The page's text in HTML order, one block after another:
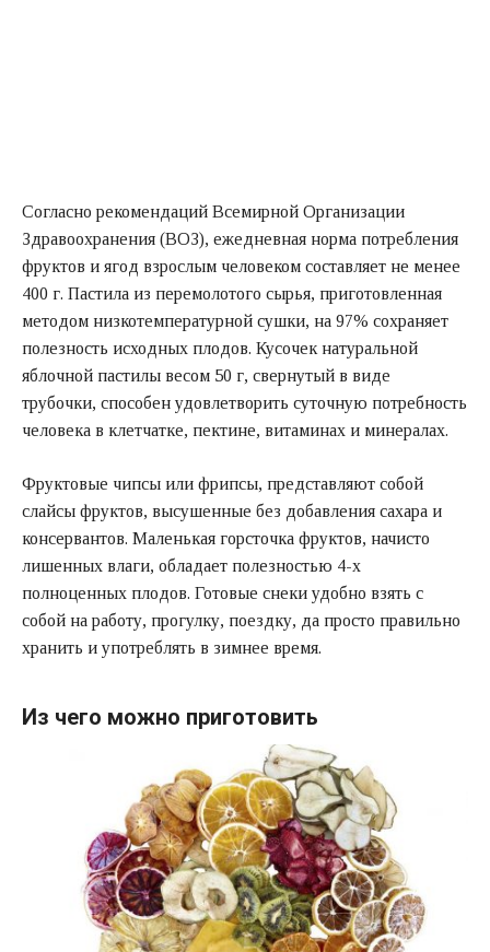
Согласно рекомендаций Всемирной Организации
Здравоохранения (ВОЗ), ежедневная норма потребления
фруктов и ягод взрослым человеком составляет не менее
400 г. Пастила из перемолотого сырья, приготовленная
методом низкотемпературной сушки, на 97% сохраняет
полезность исходных плодов. Кусочек натуральной
яблочной пастилы весом 50 г, свернутый в виде
трубочки, способен удовлетворить суточную потребность
человека в клетчатке, пектине, витаминах и минералах.
Фруктовые чипсы или фрипсы, представляют собой
слайсы фруктов, высушенные без добавления сахара и
консервантов. Маленькая горсточка фруктов, начисто
лишенных влаги, обладает полезностью 4-х
полноценных плодов. Готовые снеки удобно взять с
собой на работу, прогулку, поездку, да просто правильно
хранить и употреблять в зимнее время.
Из чего можно приготовить